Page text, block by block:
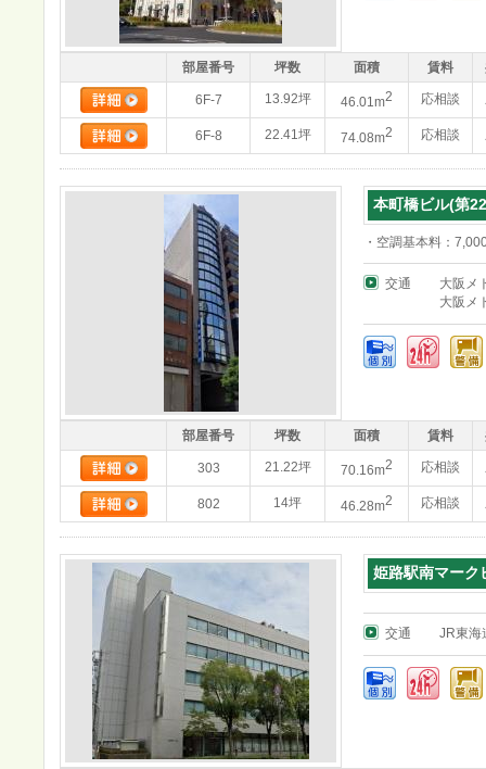
部屋番号 坪数 面積 賃料
6F-7 13.92坪 46.01m2 応相談
6F-8 22.41坪 74.08m2 応相談
本町橋ビル(第
・空調基本料：
交通
大阪メ
大阪メ
部屋番号 坪数 面積 賃料
303 21.22坪 70.16m2 応相談
802 14坪 46.28m2 応相談
姫路駅南マーク
交通 JR東海